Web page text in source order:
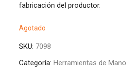
fabricación del productor.
Agotado
SKU: 7098
Categoría: Herramientas de Mano